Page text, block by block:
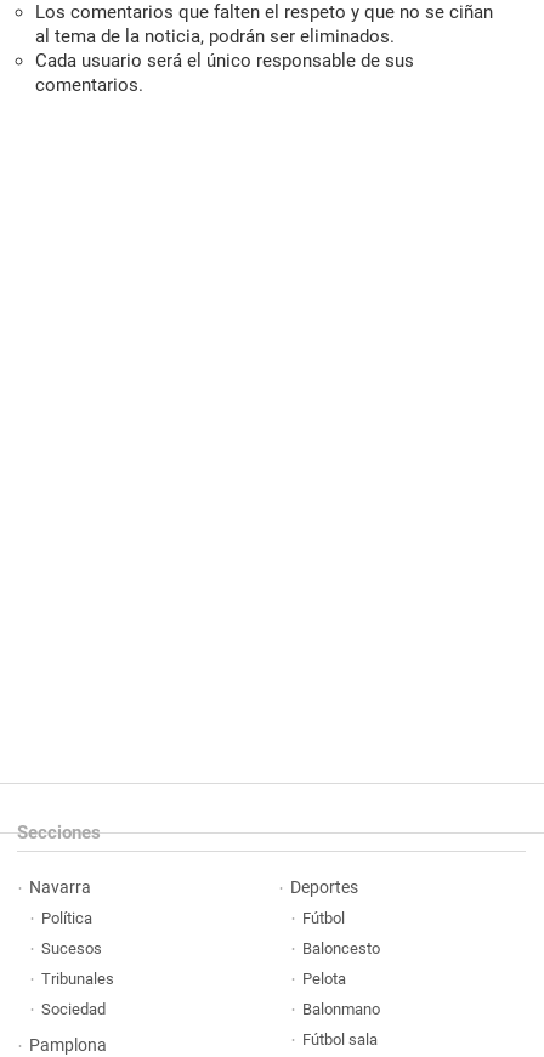
Los comentarios que falten el respeto y que no se ciñan
al tema de la noticia, podrán ser eliminados.
Cada usuario será el único responsable de sus
comentarios.
Secciones
Navarra
Política
Sucesos
Tribunales
Sociedad
Pamplona
Deportes
Fútbol
Baloncesto
Pelota
Balonmano
Fútbol sala